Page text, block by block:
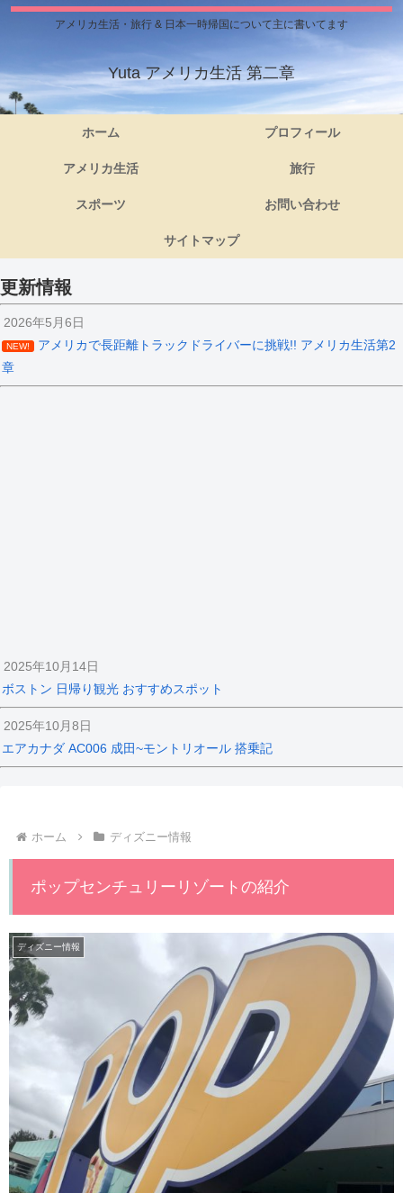
アメリカ生活・旅行 & 日本一時帰国について主に書いてます
Yuta アメリカ生活 第二章
ホーム プロフィール
アメリカ生活 旅行
スポーツ お問い合わせ
サイトマップ
更新情報
2026年5月6日
NEW!
アメリカで長距離トラックドライバーに挑戦!! アメリカ生活第2
章
2025年10月14日
ボストン 日帰り観光 おすすめスポット
2025年10月8日
エアカナダ AC006 成田~モントリオール 搭乗記
ホーム ディズニー情報
ポップセンチュリーリゾートの紹介
ディズニー情報